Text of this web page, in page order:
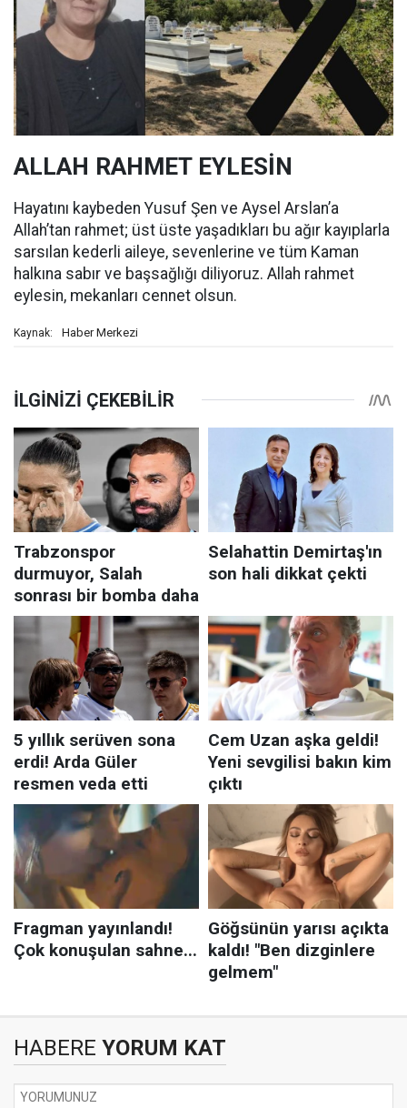
ALLAH RAHMET EYLESİN
Hayatını kaybeden Yusuf Şen ve Aysel Arslan’a
Allah’tan rahmet; üst üste yaşadıkları bu ağır kayıplarla
sarsılan kederli aileye, sevenlerine ve tüm Kaman
halkına sabır ve başsağlığı diliyoruz. Allah rahmet
eylesin, mekanları cennet olsun.
Kaynak: Haber Merkezi
HABERE YORUM KAT